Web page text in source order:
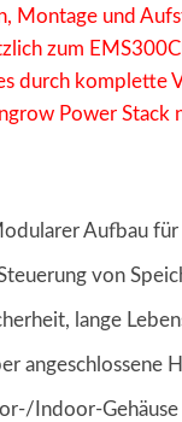
Montage und
zum
durch komplette
Power Stack
Aufbau
von
lange
angeschlossene
Indoor-Gehäuse